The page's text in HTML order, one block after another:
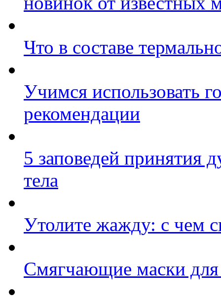
Что в составе
Учимся использовать
рекомендации
5 заповедей принятия
тела
Утолите жажду: с чем
Cмягчающие маски